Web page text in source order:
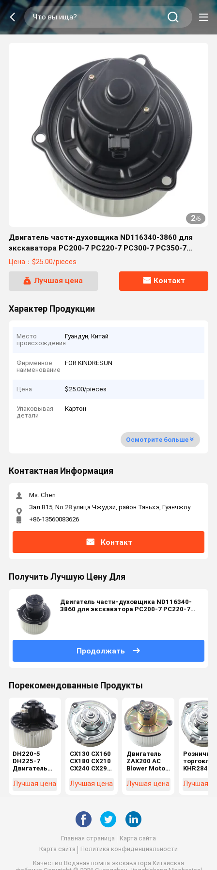
2/6
Двигатель части-духовщика ND116340-3860 для
экскаватора PC200-7 PC220-7 PC300-7 PC350-7
PC1250-8
Цена：$25.00/pieces
Лучшая цена Контакт
Характер Продукции
Место
происхождения
Гуандун, Китай
Фирменное
наименование
FOR KINDRESUN
Цена $25.00/pieces
Упаковывая
детали
Картон
Осмотрите больше
Контактная Информация
Ms. Chen
Зал B15, No 28 улица Чжудзи, район Тяньхэ, Гуанчжоу
+86-13560083626
Контакт
Получить Лучшую Цену Для
Двигатель части-духовщика ND116340-
3860 для экскаватора PC200-7 PC220-7
Продолжать
Порекомендованные Продукты
DH220-5
DH225-7
Двигатель
K1040112
Лучшая цена
CX130 CX160
CX180 CX210
CX240 CX290
Машиностроительные
Лучшая цена
Двигатель
ZAX200 AC
Blower Motor
4370266 для
машиностроительных
цехах
Лучшая цена
торговля
KHR2845
CX160
Лучшая
Главная страница
Карта сайта
Карта сайта
Политика конфиденциальности
Качество Водяная помпа экскаватора Китайская